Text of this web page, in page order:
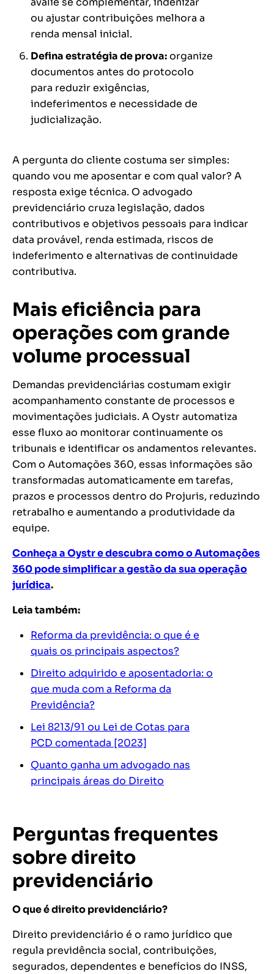
ou ajustar contribuições melhora a
renda mensal inicial.
Defina estratégia de prova:organize
documentos antes do protocolo
para reduzir exigências,
indeferimentos e necessidade de
judicialização.
A pergunta do cliente costuma ser simples:
quando vou me aposentar e com qual valor? A
resposta exige técnica. O advogado
previdenciário cruza legislação, dados
contributivos e objetivos pessoais para indicar
data provável, renda estimada, riscos de
indeferimento e alternativas de continuidade
contributiva.
Mais eficiência para
operações com grande
volume processual
Demandas previdenciárias costumam exigir
acompanhamento constante de processos e
movimentações judiciais. A Oystr automatiza
esse fluxo ao monitorar continuamente os
tribunais e identificar os andamentos relevantes.
Com o Automações 360, essas informações são
transformadas automaticamente em tarefas,
prazos e processos dentro do Projuris, reduzindo
retrabalho e aumentando a produtividade da
equipe.
Conheça a Oystr e descubra como o Automações
360 pode simplificar a gestão da sua operação
jurídica.
Leia também:
Reforma da previdência: o que é e
quais os principais aspectos?
Direito adquirido e aposentadoria: o
que muda com a Reforma da
Previdência?
Lei 8213/91 ou Lei de Cotas para
PCD comentada [2023]
Quanto ganha um advogado nas
principais áreas do Direito
Perguntas frequentes
sobre direito
previdenciário
O que é direito previdenciário?
Direito previdenciário é o ramo jurídico que
regula previdência social, contribuições,
segurados, dependentes e benefícios do INSS,